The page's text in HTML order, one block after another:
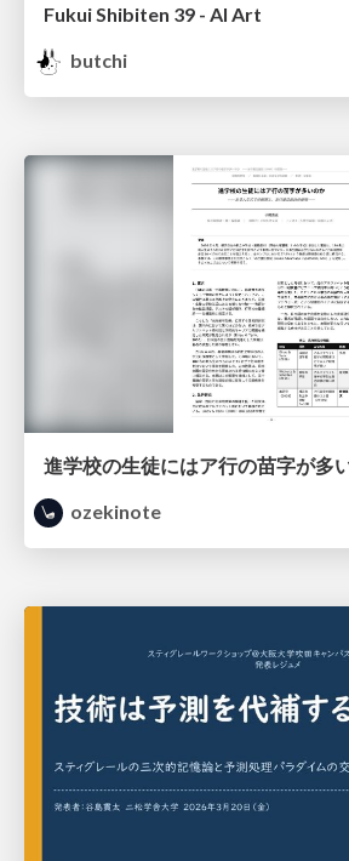
Fukui Shibiten 39 - AI Art
butchi
進学校の生徒にはア行の苗字が多
ozekinote